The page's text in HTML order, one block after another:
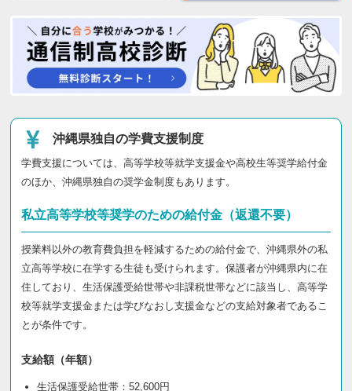
沖縄県独自の学費支援制度
学費支援については、高等学校等就学支援金や高校生等奨学給付金
のほか、沖縄県独自の奨学金制度もあります。
私立高等学校等奨学のための給付金（返還不要）
授業料以外の教育費負担を軽減するための給付金で、沖縄県外の私
立高等学校に在学する生徒も受けられます。保護者が沖縄県内に在
住しており、生活保護受給世帯や非課税世帯などに該当し、高等学
校等就学支援金または学びなおし支援金などの支給対象者であるこ
とが条件です。
支給額（年額）
生活保護受給世帯：52,600円